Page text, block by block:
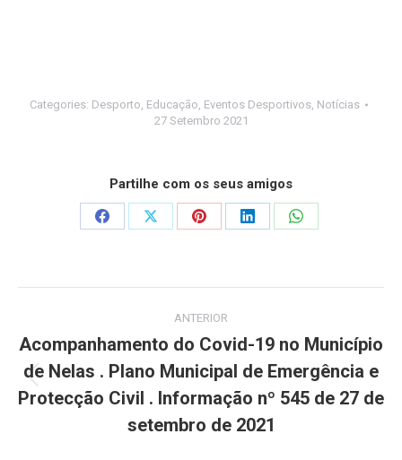
Categories: Desporto, Educação, Eventos Desportivos, Notícias
27 Setembro 2021
Partilhe com os seus amigos
Share
Share
Share
Share
Share
navigation
ANTERIOR
Previous
post:
Acompanhamento do Covid-19 no Município
de Nelas . Plano Municipal de Emergência e
Protecção Civil . Informação nº 545 de 27 de
setembro de 2021